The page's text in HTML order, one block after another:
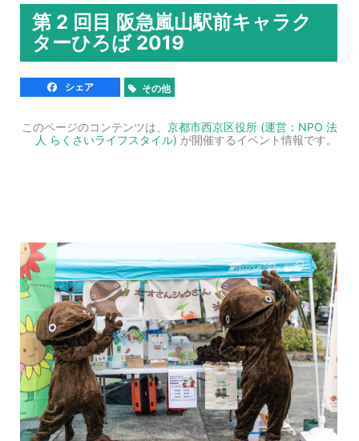
第 2 回目 阪急嵐山駅前キャラク
ターひろば 2019
シェア その他
このページのコンテンツは、 京都市西京区役所 (運営：NPO 法
人 らくさいライフスタイル) が開催するイベント情報です。